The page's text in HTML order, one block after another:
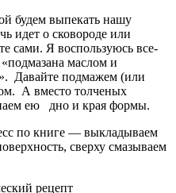
будем выпекать нашу
идет о сковороде или
сами. Я воспользуюсь все-
маслом и
Давайте подмажем (или
А вместо толченых
ею дно и края формы.
по книге — выкладываем
сверху смазываем